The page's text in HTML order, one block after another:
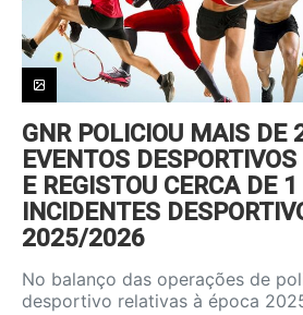
GNR POLICIOU MAIS DE
EVENTOS DESPORTIVOS
E REGISTOU CERCA DE
INCIDENTES
2025/2026
No balanço das operações de
desportivo relativas à época